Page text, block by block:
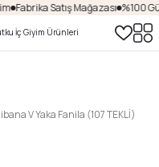
Fabrika Satış Mağazası %100
V Yaka Fanila (107 TEKLİ)